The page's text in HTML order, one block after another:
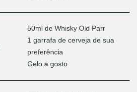
50ml de Whisky Old Parr
1 garrafa de cerveja de sua
preferência
Gelo a gosto